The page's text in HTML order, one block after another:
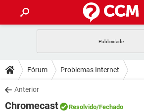
CELULAR
OUTLOOK
INSTAGRAM GMAIL
DICAS
JOGOS
DOWNLOADS
JOGOS
Fórum Problemas Internet
Anterior
Chromecast Resolvido/Fechado